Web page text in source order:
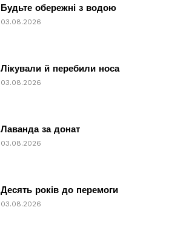
Будьте обережні з водою
03.08.2026
Лікували й перебили носа
03.08.2026
Лаванда за донат
03.08.2026
Десять років до перемоги
03.08.2026